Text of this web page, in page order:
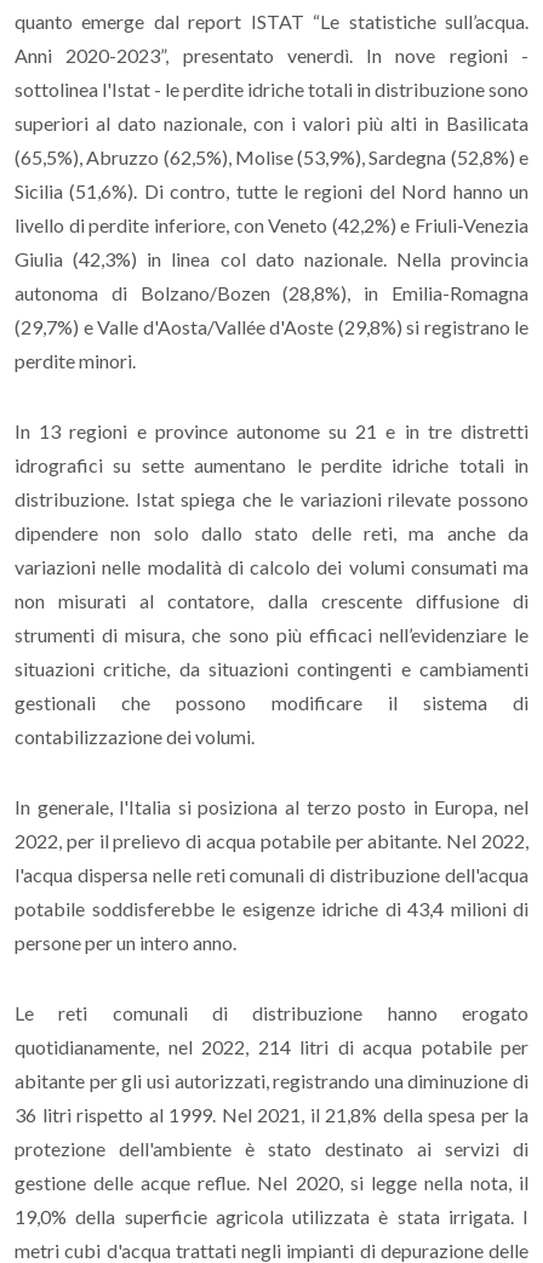
quanto emerge dal report ISTAT “Le statistiche sull’acqua.
Anni 2020-2023”, presentato venerdì. In nove regioni -
sottolinea l'Istat - le perdite idriche totali in distribuzione sono
superiori al dato nazionale, con i valori più alti in Basilicata
(65,5%), Abruzzo (62,5%), Molise (53,9%), Sardegna (52,8%) e
Sicilia (51,6%). Di contro, tutte le regioni del Nord hanno un
livello di perdite inferiore, con Veneto (42,2%) e Friuli-Venezia
Giulia (42,3%) in linea col dato nazionale. Nella provincia
autonoma di Bolzano/Bozen (28,8%), in Emilia-Romagna
(29,7%) e Valle d'Aosta/Vallée d'Aoste (29,8%) si registrano le
perdite minori.
In 13 regioni e province autonome su 21 e in tre distretti
idrografici su sette aumentano le perdite idriche totali in
distribuzione. Istat spiega che le variazioni rilevate possono
dipendere non solo dallo stato delle reti, ma anche da
variazioni nelle modalità di calcolo dei volumi consumati ma
non misurati al contatore, dalla crescente diffusione di
strumenti di misura, che sono più efficaci nell’evidenziare le
situazioni critiche, da situazioni contingenti e cambiamenti
gestionali che possono modificare il sistema di
contabilizzazione dei volumi.
In generale, l'Italia si posiziona al terzo posto in Europa, nel
2022, per il prelievo di acqua potabile per abitante. Nel 2022,
l'acqua dispersa nelle reti comunali di distribuzione dell'acqua
potabile soddisferebbe le esigenze idriche di 43,4 milioni di
persone per un intero anno.
Le reti comunali di distribuzione hanno erogato
quotidianamente, nel 2022, 214 litri di acqua potabile per
abitante per gli usi autorizzati, registrando una diminuzione di
36 litri rispetto al 1999. Nel 2021, il 21,8% della spesa per la
protezione dell'ambiente è stato destinato ai servizi di
gestione delle acque reflue. Nel 2020, si legge nella nota, il
19,0% della superficie agricola utilizzata è stata irrigata. I
metri cubi d'acqua trattati negli impianti di depurazione delle